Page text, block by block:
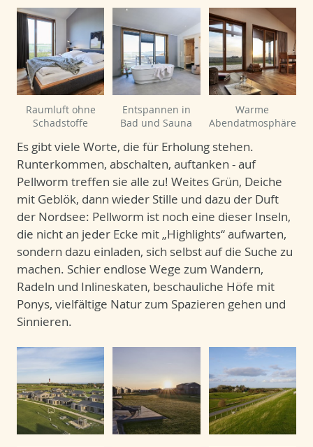
Raumluft ohne
Schadstoffe
Entspannen in
Bad und Sauna
Warme
Abendatmosphäre
Es gibt viele Worte, die für Erholung stehen.
Runterkommen, abschalten, auftanken - auf
Pellworm treffen sie alle zu! Weites Grün, Deiche
mit Geblök, dann wieder Stille und dazu der Duft
der Nordsee: Pellworm ist noch eine dieser Inseln,
die nicht an jeder Ecke mit „Highlights“ aufwarten,
sondern dazu einladen, sich selbst auf die Suche zu
machen. Schier endlose Wege zum Wandern,
Radeln und Inlineskaten, beschauliche Höfe mit
Ponys, vielfältige Natur zum Spazieren gehen und
Sinnieren.